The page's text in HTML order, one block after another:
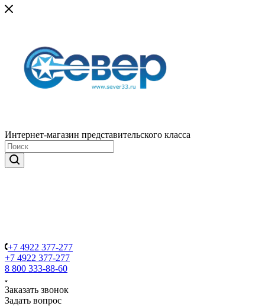
Интернет-магазин представительского класса
+7 4922 377-277
+7 4922 377-277
8 800 333-88-60
Заказать звонок
Задать вопрос